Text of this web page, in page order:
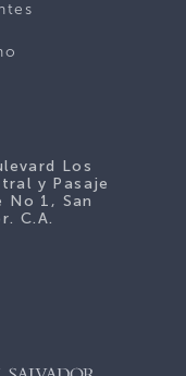
Los
y Pasaje
No 1, San
C.A.